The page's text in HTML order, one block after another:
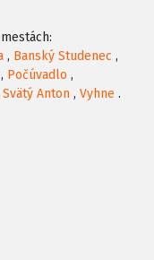
, Banský Studenec ,
, Počúvadlo ,
Svätý Anton , Vyhne .